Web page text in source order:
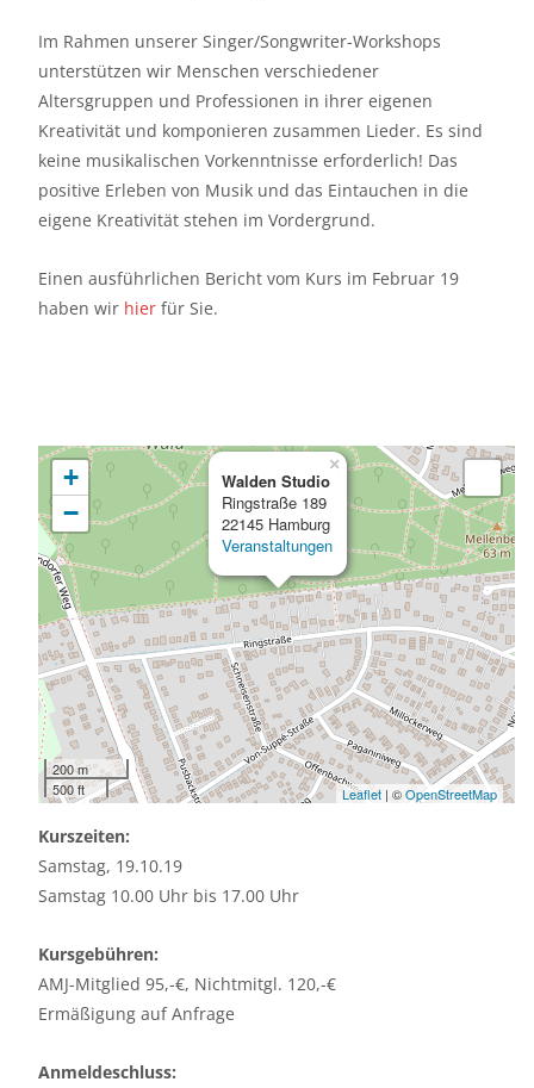
Im Rahmen unserer Singer/Songwriter-Workshops
unterstützen wir Menschen verschiedener
Altersgruppen und Professionen in ihrer eigenen
Kreativität und komponieren zusammen Lieder. Es sind
keine musikalischen Vorkenntnisse erforderlich! Das
positive Erleben von Musik und das Eintauchen in die
eigene Kreativität stehen im Vordergrund.
Einen ausführlichen Bericht vom Kurs im Februar 19
haben wir hier für Sie.
Walden Studio
Ringstraße 189
22145 Hamburg
Veranstaltungen
×
+
−
200 m
500 ft
Leaflet | ©OpenStreetMap
Kurszeiten:
Samstag, 19.10.19
Samstag 10.00 Uhr bis 17.00 Uhr
Kursgebühren:
AMJ-Mitglied 95,-€, Nichtmitgl. 120,-€
Ermäßigung auf Anfrage
Anmeldeschluss: